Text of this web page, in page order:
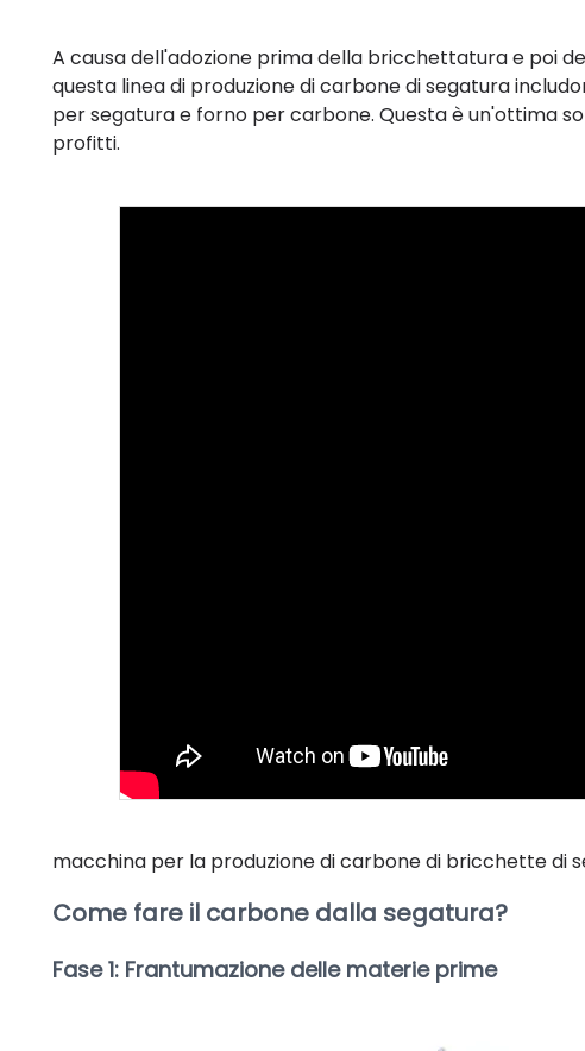
A causa dell'adozione prima della bricchettatura e poi
questa linea di produzione di carbone di segatura
per segatura e forno per carbone. Questa è un'ottima
profitti.
macchina per la produzione di carbone di bricchette di
Come fare il carbone dalla segatura?
Fase 1: Frantumazione delle materie prime